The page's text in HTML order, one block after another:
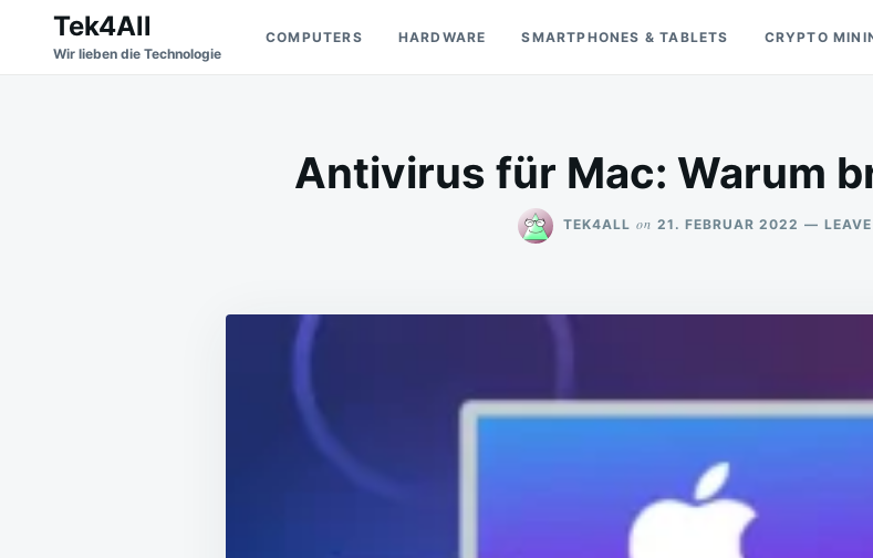
Search
for:
Tek4All
Wir lieben die Technologie
COMPUTERS HARDWARE SMARTPHONES & TABLETS CRYPTO
Antivirus für Mac: Warum
TEK4ALL on 21. FEBRUAR 2022